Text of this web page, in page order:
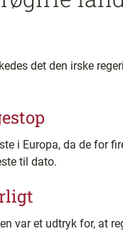
det den irske
i Europa, da de for
til dato.
var et udtryk for, at